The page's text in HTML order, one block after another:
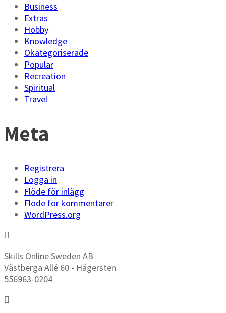
Business
Extras
Hobby
Knowledge
Okategoriserade
Popular
Recreation
Spiritual
Travel
Meta
Registrera
Logga in
Flöde för inlägg
Flöde för kommentarer
WordPress.org
Skills Online Sweden AB
Västberga Allé 60 - Hägersten
556963-0204